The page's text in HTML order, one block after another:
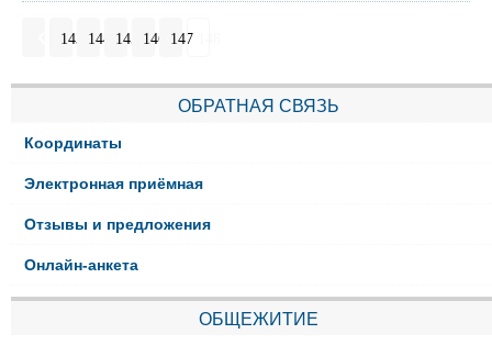
143 144 145 146 147
ОБРАТНАЯ СВЯЗЬ
Координаты
Электронная приёмная
Отзывы и предложения
Онлайн-анкета
ОБЩЕЖИТИЕ